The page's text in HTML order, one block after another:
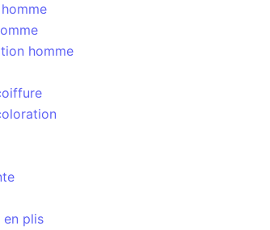
homme
plis